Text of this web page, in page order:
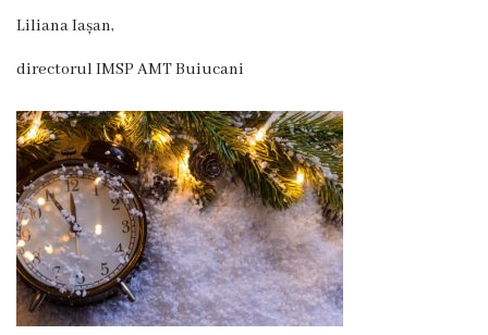
Staționar
zi
Centrul
Medicilor
de
Familie
nr.4
Secția
Medicină
de
Liliana Iașan,
directorul IMSP AMT Buiucani